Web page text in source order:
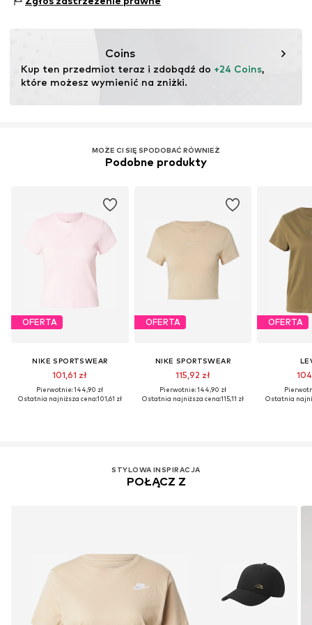
NIS6397020000001
Nie wybielać
1213 NL Hilversum
Coins
Kup ten przedmiot teraz i zdobądź do +24 Coins,
które możesz wymienić na zniżki.
MOŻE CI SIĘ SPODOBAĆ RÓWNIEŻ
Podobne produkty
OFERTA
NIKE SPORTSWEAR
101,61 zł
Pierwotnie: 144,90 zł
Ostatnia najniższa cena:101,61 zł
OFERTA
NIKE SPORTSWEAR
115,92 zł
Pierwotnie: 144,90 zł
Ostatnia najniższa cena:115,11 zł
OFERTA
Ostatnia
STYLOWA INSPIRACJA
POŁĄCZ Z